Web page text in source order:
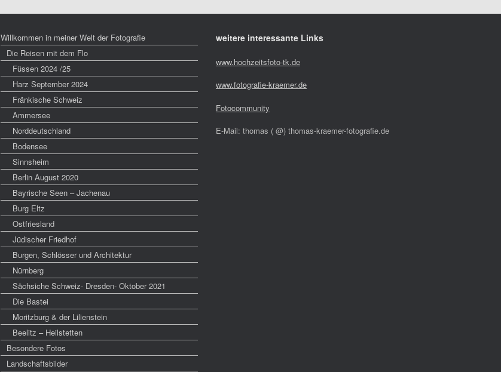
Willkommen in meiner Welt der Fotografie
Die Reisen mit dem Flo
Füssen 2024 /25
Harz September 2024
Fränkische Schweiz
Ammersee
Norddeutschland
Bodensee
Sinnsheim
Berlin August 2020
Bayrische Seen – Jachenau
Burg Eltz
Ostfriesland
Jüdischer Friedhof
Burgen, Schlösser und Architektur
Nürnberg
Sächsiche Schweiz- Dresden- Oktober 2021
Die Bastei
Moritzburg & der Lilienstein
Beelitz – Heilstetten
Besondere Fotos
Landschaftsbilder
weitere interessante Links
www.hochzeitsfoto-tk.de
www.fotografie-kraemer.de
Fotocommunity
E-Mail: thomas ( @) thomas-kraemer-fotografie.de